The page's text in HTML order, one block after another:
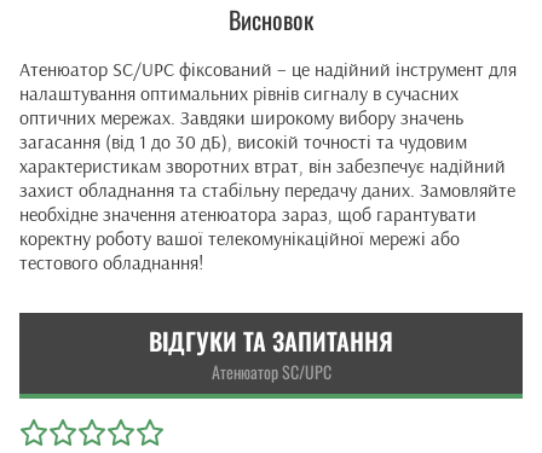
Висновок
Атенюатор SC/UPC фіксований – це надійний інструмент для
налаштування оптимальних рівнів сигналу в сучасних
оптичних мережах. Завдяки широкому вибору значень
загасання (від 1 до 30 дБ), високій точності та чудовим
характеристикам зворотних втрат, він забезпечує надійний
захист обладнання та стабільну передачу даних. Замовляйте
необхідне значення атенюатора зараз, щоб гарантувати
коректну роботу вашої телекомунікаційної мережі або
тестового обладнання!
ВІДГУКИ ТА ЗАПИТАННЯ
Атенюатор SC/UPC